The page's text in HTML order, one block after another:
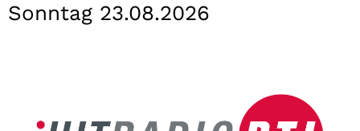
Sonntag 23.08.2026